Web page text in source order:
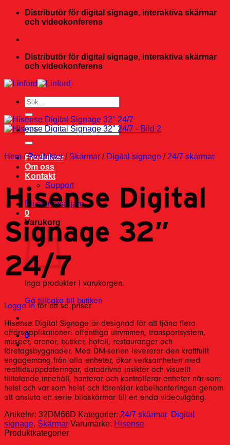
Skip
Distributör för digital signage, interaktiva skärmar
och videokonferens
Distributör för digital signage, interaktiva skärmar
och videokonferens
Sök
efter:
Sök
efter:
Produkter
Om oss
Kontakt
Support
Bli återförsäljare
0
Varukorg
Inga produkter i varukorgen.
Gå tillbaka till butiken
0
Hem / Produkter / Skärmar / Digital signage / 24/7 skärmar
Hisense Digital
Signage 32″
24/7
Logga inför att se priser
Hisense Digital Signage är designad för att tjäna flera
affärsapplikationer: offentliga utrymmen, transportsystem,
museer, arenor, butiker, hotell, restauranger och
företagsbyggnader. Med DM-serien levererar den kraftfullt
engagemang från alla enheter, ökar verksamheten med
realtidsuppdateringar, datadrivna insikter och visuellt
tilltalande innehåll, hanterar och kontrollerar enheter när som
helst och var som helst och förenklar kabelhanteringen genom
att ansluta en serie bildskärmar till en enda videoutgång.
Artikelnr: 32DM66D Kategorier: 24/7 skärmar, Digital
signage, Skärmar Varumärke: Hisense
Produktkategorier